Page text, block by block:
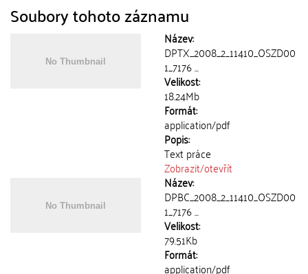
Soubory tohoto záznamu
Název:
DPTX_2008_2_11410_OSZD00
1_7176 ...
Velikost:
18.24Mb
Formát:
application/pdf
Popis:
Text práce
Zobrazit/otevřít
Název:
DPBC_2008_2_11410_OSZD00
1_7176 ...
Velikost:
79.51Kb
Formát:
application/pdf